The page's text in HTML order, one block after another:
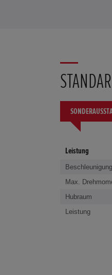
Leistung
Max.
Hubraum
Leistung